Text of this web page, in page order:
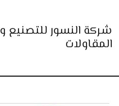
المحتوى
شركة النسور للتصنيع و
المقاولات